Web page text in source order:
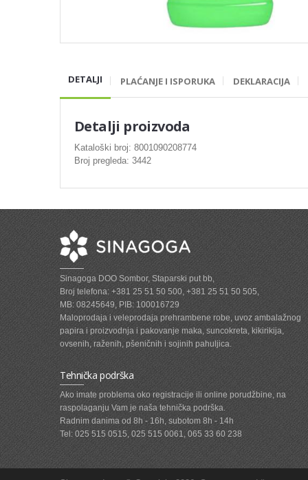
DETALJI PLAĆANJE I ISPORUKA DEKLARACIJA
Detalji proizvoda
Kataloški broj: 8001090208774
Broj pregleda: 3442
Sinagoga DOO Sombor, Staparski put bb,
Broj telefona: +381 25 51 50 500, +381 25 51 50 505,
MB: 08245649, PIB: 100016729
Maloprodaja i veleprodaja prehrambene robe, uvoz ambalažnog
papira i proizvodnja i pakovanje maka, suncokreta, kikirikija,
ovsenih, raženih, pšeničnih i sojinih pahuljica.
Tehnička podrška
Ako imate problema oko registracije ili online porudžbine, na
raspolaganju Vam je naša tehnička podrška.
Radnim danima od 8h - 16h, subotom 8h - 14h
Tel: 025 515 0515, 025 515 0061, 065 33 60 238